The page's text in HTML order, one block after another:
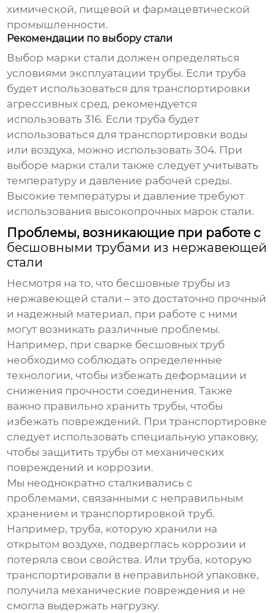
химической, пищевой и фармацевтической
промышленности.
Рекомендации по выбору стали
Выбор марки стали должен определяться
условиями эксплуатации трубы. Если труба
будет использоваться для транспортировки
агрессивных сред, рекомендуется
использовать 316. Если труба будет
использоваться для транспортировки воды
или воздуха, можно использовать 304. При
выборе марки стали также следует учитывать
температуру и давление рабочей среды.
Высокие температуры и давление требуют
использования высокопрочных марок стали.
Проблемы, возникающие при работе с
бесшовными трубами из нержавеющей
стали
Несмотря на то, что бесшовные трубы из
нержавеющей стали – это достаточно прочный
и надежный материал, при работе с ними
могут возникать различные проблемы.
Например, при сварке бесшовных труб
необходимо соблюдать определенные
технологии, чтобы избежать деформации и
снижения прочности соединения. Также
важно правильно хранить трубы, чтобы
избежать повреждений. При транспортировке
следует использовать специальную упаковку,
чтобы защитить трубы от механических
повреждений и коррозии.
Мы неоднократно сталкивались с
проблемами, связанными с неправильным
хранением и транспортировкой труб.
Например, труба, которую хранили на
открытом воздухе, подверглась коррозии и
потеряла свои свойства. Или труба, которую
транспортировали в неправильной упаковке,
получила механические повреждения и не
смогла выдержать нагрузку.